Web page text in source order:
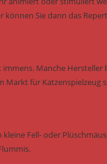
Sie dann das
Manche
für Katzenspielzeug
Fell- oder